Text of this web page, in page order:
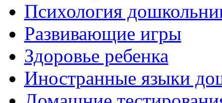
Психология
Развивающие игры
Здоровье ребенка
Иностранные языки